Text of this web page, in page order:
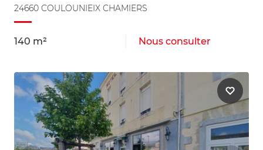
24660 COULOUNIEIX CHAMIERS
140 m² Nous consulter